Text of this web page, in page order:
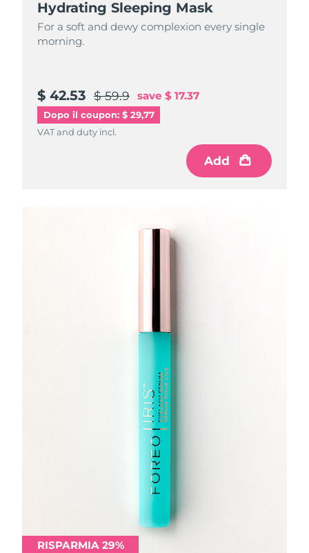
Hydrating Sleeping Mask
For a soft and dewy complexion every single
morning.
$ 42.53 $ 59.9 save $ 17.37
Dopo il coupon: $ 29,77
VAT and duty incl.
Add
RISPARMIA 29%